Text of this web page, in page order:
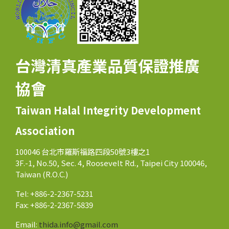
台灣清真產業品質保證推廣
協會
Taiwan Halal Integrity Development
Association
100046 台北市羅斯福路四段50號3樓之1
3F.-1, No.50, Sec. 4, Roosevelt Rd., Taipei City 100046,
Taiwan (R.O.C.)
Tel: +886-2-2367-5231
Fax: +886-2-2367-5839
Email: thida.info@gmail.com